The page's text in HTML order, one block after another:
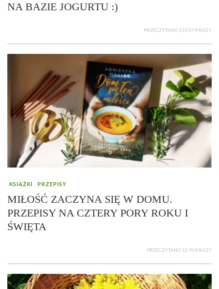
NA BAZIE JOGURTU :)
PRZECZYTANO 153 879 RAZY
KSIĄŻKI PRZEPISY
MIŁOŚĆ ZACZYNA SIĘ W DOMU.
PRZEPISY NA CZTERY PORY ROKU I
ŚWIĘTA
PRZECZYTANO 33 919 RAZY